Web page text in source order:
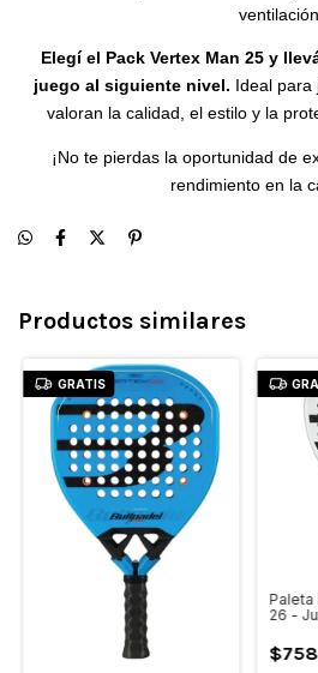
ventilación.
Elegí el Pack Vertex Man 25 y
juego al siguiente nivel. Ideal para
valoran la calidad, el estilo y la
¡No te pierdas la oportunidad de
rendimiento en la
Productos similares
GRATIS
Paleta
26 -